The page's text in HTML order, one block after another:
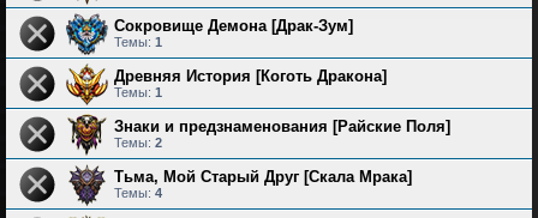
Сокровище Демона [Драк-Зум]
Темы: 1
Древняя История [Коготь Дракона]
Темы: 1
Знаки и предзнаменования [Райские Поля]
Темы: 2
Тьма, Мой Старый Друг [Скала Мрака]
Темы: 4